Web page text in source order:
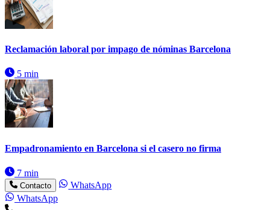
Reclamación laboral por impago de nóminas Barcelona
5 min
Empadronamiento en Barcelona si el casero no firma
7 min
Contacto
WhatsApp
WhatsApp